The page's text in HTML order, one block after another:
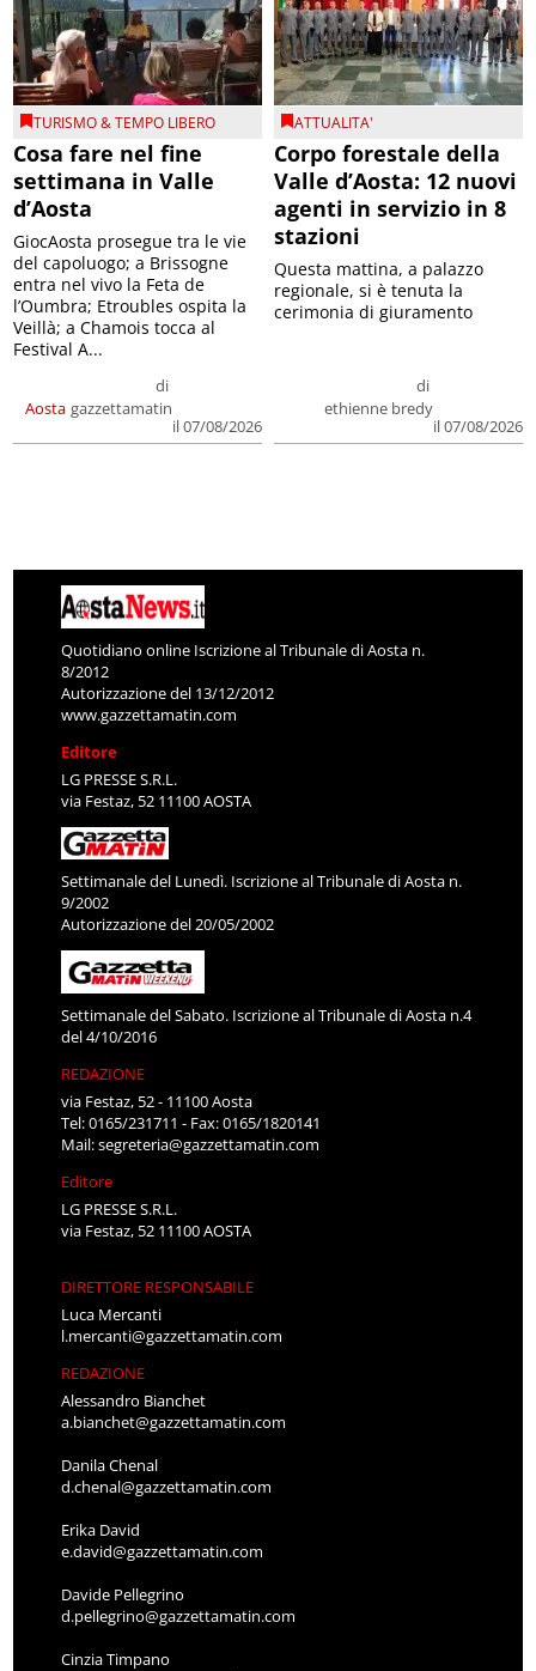
TURISMO & TEMPO LIBERO
Cosa fare nel fine
settimana in Valle
d’Aosta
Aosta
di
gazzettamatin
il 07/08/2026
GiocAosta prosegue tra le vie
del capoluogo; a Brissogne
entra nel vivo la Feta de
l’Oumbra; Etroubles ospita la
Veillà; a Chamois tocca al
Festival A...
ATTUALITA'
Corpo forestale della
Valle d’Aosta: 12 nuovi
agenti in servizio in 8
stazioni
di
ethienne bredy
il 07/08/2026
Questa mattina, a palazzo
regionale, si è tenuta la
cerimonia di giuramento
Quotidiano online Iscrizione al Tribunale di Aosta n.
8/2012
Autorizzazione del 13/12/2012
www.gazzettamatin.com
Editore
LG PRESSE S.R.L.
via Festaz, 52 11100 AOSTA
Settimanale del Lunedì. Iscrizione al Tribunale di Aosta n.
9/2002
Autorizzazione del 20/05/2002
Settimanale del Sabato. Iscrizione al Tribunale di Aosta n.4
del 4/10/2016
REDAZIONE
via Festaz, 52 - 11100 Aosta
Tel: 0165/231711 - Fax: 0165/1820141
Mail:segreteria@gazzettamatin.com
Editore
LG PRESSE S.R.L.
via Festaz, 52 11100 AOSTA
DIRETTORE RESPONSABILE
Luca Mercanti
l.mercanti@gazzettamatin.com
REDAZIONE
Alessandro Bianchet
a.bianchet@gazzettamatin.com
Danila Chenal
d.chenal@gazzettamatin.com
Erika David
e.david@gazzettamatin.com
Davide Pellegrino
d.pellegrino@gazzettamatin.com
Cinzia Timpano